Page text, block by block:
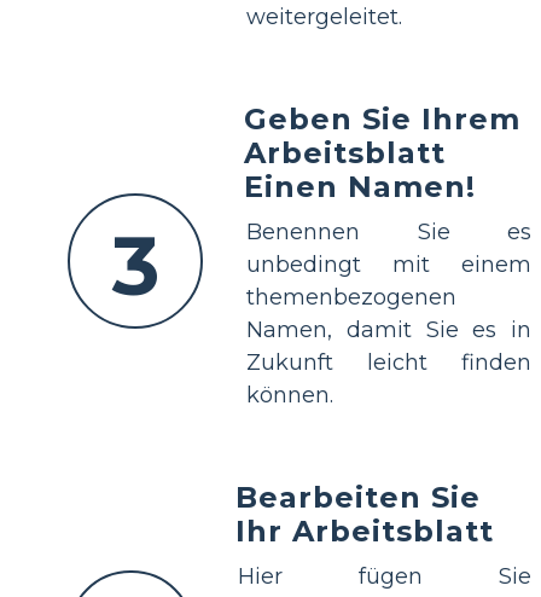
weitergeleitet.
3
Geben Sie Ihrem
Arbeitsblatt
Einen Namen!
Benennen Sie es
unbedingt mit einem
themenbezogenen
Namen, damit Sie es in
Zukunft leicht finden
können.
Bearbeiten Sie
Ihr Arbeitsblatt
Hier fügen Sie